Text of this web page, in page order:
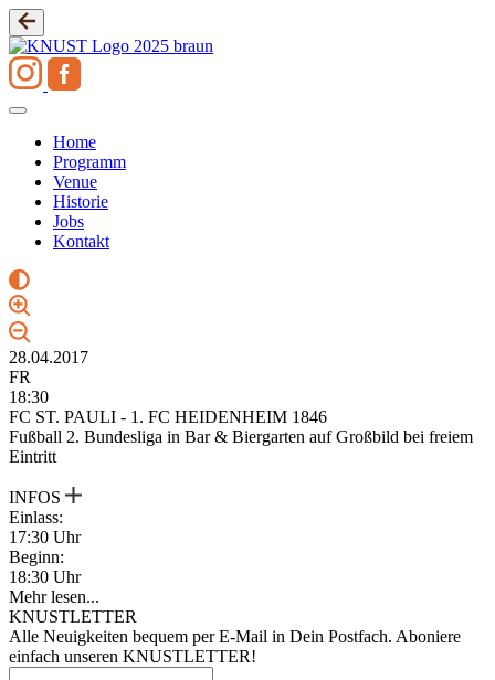
Zum
Inhalt
springen
Home
Programm
Venue
Historie
Jobs
Kontakt
28.04.2017
FR
18:30
FC ST. PAULI - 1. FC HEIDENHEIM 1846
Fußball 2. Bundesliga in Bar & Biergarten auf Großbild bei freiem
Eintritt
INFOS
Einlass:
17:30 Uhr
Beginn:
18:30 Uhr
Mehr lesen...
KNUSTLETTER
Alle Neuigkeiten bequem per E-Mail in Dein Postfach. Aboniere
einfach unseren KNUSTLETTER!